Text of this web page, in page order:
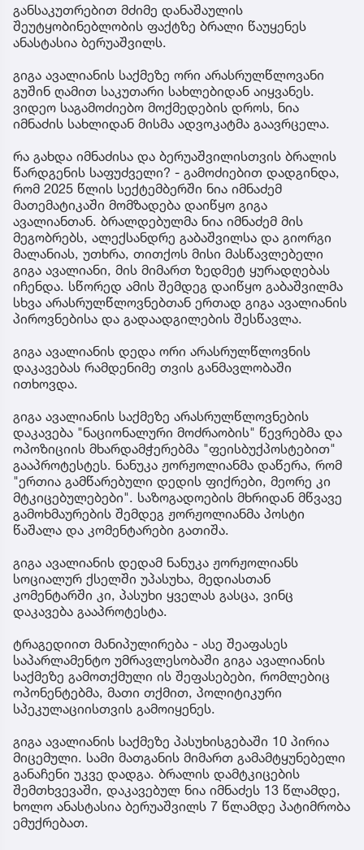
განსაკუთრებით მძიმე დანაშაულის
შეუტყობინებლობის ფაქტზე ბრალი წაუყენეს
ანასტასია ბერუაშვილს.
გიგა ავალიანის საქმეზე ორი არასრულწლოვანი
გუშინ ღამით საკუთარი სახლებიდან აიყვანეს.
ვიდეო საგამოძიებო მოქმედების დროს, ნია
იმნაძის სახლიდან მისმა ადვოკატმა გაავრცელა.
რა გახდა იმნაძისა და ბერუაშვილისთვის ბრალის
წარდგენის საფუძველი? - გამოძიებით დადგინდა,
რომ 2025 წლის სექტემბერში ნია იმნაძემ
მათემატიკაში მომზადება დაიწყო გიგა
ავალიანთან. ბრალდებულმა ნია იმნაძემ მის
მეგობრებს, ალექსანდრე გაბაშვილსა და გიორგი
მალანიას, უთხრა, თითქოს მისი მასწავლებელი
გიგა ავალიანი, მის მიმართ ზედმეტ ყურადღებას
იჩენდა. სწორედ ამის შემდეგ დაიწყო გაბაშვილმა
სხვა არასრულწლოვნებთან ერთად გიგა ავალიანის
პიროვნებისა და გადაადგილების შესწავლა.
გიგა ავალიანის დედა ორი არასრულწლოვნის
დაკავებას რამდენიმე თვის განმავლობაში
ითხოვდა.
გიგა ავალიანის საქმეზე არასრულწლოვნების
დაკავება "ნაციონალური მოძრაობის" წევრებმა და
ოპოზიციის მხარდამჭერებმა "ფეისბუქპოსტებით"
გააპროტესტეს. ნანუკა ჟორჟოლიანმა დაწერა, რომ
"ერთია გამწარებული დედის ფიქრები, მეორე კი
მტკიცებულებები". საზოგადოების მხრიდან მწვავე
გამოხმაურების შემდეგ ჟორჟოლიანმა პოსტი
წაშალა და კომენტარები გათიშა.
გიგა ავალიანის დედამ ნანუკა ჟორჟოლიანს
სოციალურ ქსელში უპასუხა, მედიასთან
კომენტარში კი, პასუხი ყველას გასცა, ვინც
დაკავება გააპროტესტა.
ტრაგედიით მანიპულირება - ასე შეაფასეს
საპარლამენტო უმრავლესობაში გიგა ავალიანის
საქმეზე გამოთქმული ის შეფასებები, რომლებიც
ოპონენტებმა, მათი თქმით, პოლიტიკური
სპეკულაციისთვის გამოიყენეს.
გიგა ავალიანის საქმეზე პასუხისგებაში 10 პირია
მიცემული. სამი მათგანის მიმართ გამამტყუნებელი
განაჩენი უკვე დადგა. ბრალის დამტკიცების
შემთხვევაში, დაკავებულ ნია იმნაძეს 13 წლამდე,
ხოლო ანასტასია ბერუაშვილს 7 წლამდე პატიმრობა
ემუქრებათ.